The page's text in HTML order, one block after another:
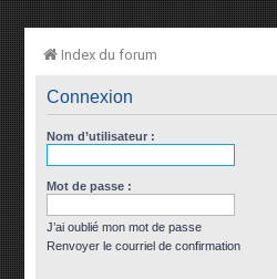
Index du forum
Connexion
Nom d’utilisateur :
Mot de passe :
J’ai oublié mon mot de passe
Renvoyer le courriel de confirmation